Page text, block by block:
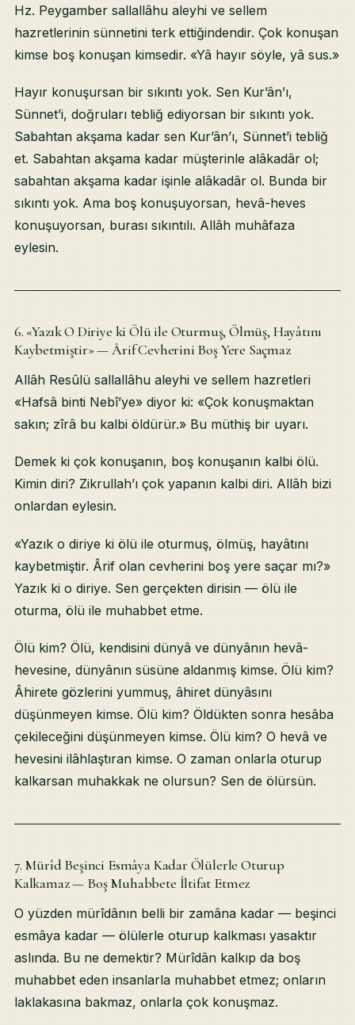
Hz. Peygamber sallallâhu aleyhi ve sellem
hazretlerinin sünnetini terk ettiğindendir. Çok konuşan
kimse boş konuşan kimsedir. «Yâ hayır söyle, yâ sus.»
Hayır konuşursan bir sıkıntı yok. Sen Kur’ân’ı,
Sünnet’i, doğruları tebliğ ediyorsan bir sıkıntı yok.
Sabahtan akşama kadar sen Kur’ân’ı, Sünnet’i tebliğ
et. Sabahtan akşama kadar müşterinle alâkadâr ol;
sabahtan akşama kadar işinle alâkadâr ol. Bunda bir
sıkıntı yok. Ama boş konuşuyorsan, hevâ-heves
konuşuyorsan, burası sıkıntılı. Allâh muhâfaza
eylesin.
6. «Yazık O Diriye ki Ölü ile Oturmuş, Ölmüş, Hayâtını
Kaybetmiştir» — Ârif Cevherini Boş Yere Saçmaz
Allâh Resûlü sallallâhu aleyhi ve sellem hazretleri
«Hafsâ binti Nebî’ye» diyor ki: «Çok konuşmaktan
sakın; zîrâ bu kalbi öldürür.» Bu müthiş bir uyarı.
Demek ki çok konuşanın, boş konuşanın kalbi ölü.
Kimin diri? Zikrullah’ı çok yapanın kalbi diri. Allâh bizi
onlardan eylesin.
«Yazık o diriye ki ölü ile oturmuş, ölmüş, hayâtını
kaybetmiştir. Ârif olan cevherini boş yere saçar mı?»
Yazık ki o diriye. Sen gerçekten dirisin — ölü ile
oturma, ölü ile muhabbet etme.
Ölü kim? Ölü, kendisini dünyâ ve dünyânın hevâ-
hevesine, dünyânın süsüne aldanmış kimse. Ölü kim?
Âhirete gözlerini yummuş, âhiret dünyâsını
düşünmeyen kimse. Ölü kim? Öldükten sonra hesâba
çekileceğini düşünmeyen kimse. Ölü kim? O hevâ ve
hevesini ilâhlaştıran kimse. O zaman onlarla oturup
kalkarsan muhakkak ne olursun? Sen de ölürsün.
7. Mürîd Beşinci Esmâya Kadar Ölülerle Oturup
Kalkamaz — Boş Muhabbete İltifat Etmez
O yüzden mürîdânın belli bir zamâna kadar — beşinci
esmâya kadar — ölülerle oturup kalkması yasaktır
aslında. Bu ne demektir? Mürîdân kalkıp da boş
muhabbet eden insanlarla muhabbet etmez; onların
laklakasına bakmaz, onlarla çok konuşmaz.